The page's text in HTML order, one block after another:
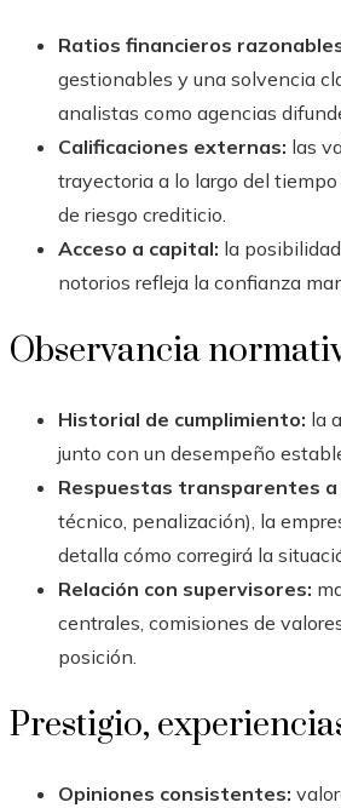
Ratios financieros
gestionables y una solvencia
analistas como agencias
Calificaciones externas: las
trayectoria a lo largo del
de riesgo crediticio.
Acceso a capital: la
notorios refleja la confianza
Observancia
Historial de cumplimiento: la
junto con un desempeño
Respuestas transparentes a
técnico, penalización), la
detalla cómo corregirá la
Relación con supervisores:
centrales, comisiones de
posición.
Prestigio,
Opiniones consistentes: